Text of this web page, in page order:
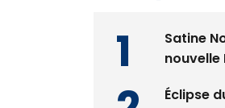
Satine
nouvelle
Éclipse